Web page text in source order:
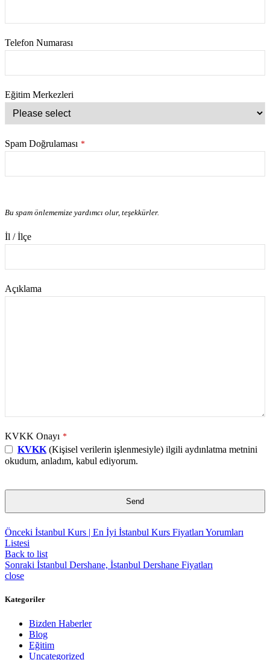
Telefon Numarası
Eğitim Merkezleri
Spam Doğrulaması *
Bu spam önlememize yardımcı olur, teşekkürler.
İl / İlçe
Açıklama
KVKK Onayı *
KVKK (Kişisel verilerin işlenmesiyle) ilgili aydınlatma metnini
okudum, anladım, kabul ediyorum.
Send
This
field
should
be
left
blank
Önceki İstanbul Kurs | En İyi İstanbul Kurs Fiyatları Yorumları
Listesi
Back to list
Sonraki İstanbul Dershane, İstanbul Dershane Fiyatları
close
Kategoriler
Bizden Haberler
Blog
Eğitim
Uncategorized